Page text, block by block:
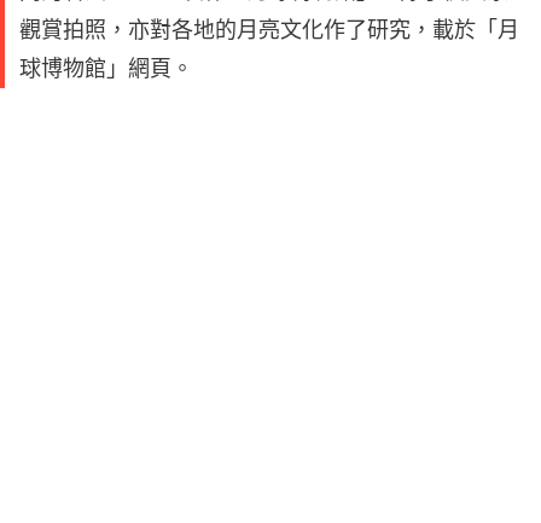
觀賞拍照，亦對各地的月亮文化作了研究，載於「月
球博物館」網頁。